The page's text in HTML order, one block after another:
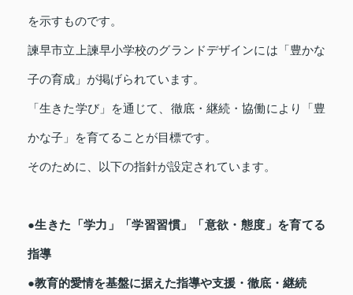
を示すものです。
諫早市立上諫早小学校のグランドデザインには「豊かな
子の育成」が掲げられています。
「生きた学び」を通じて、徹底・継続・協働により「豊
かな子」を育てることが目標です。
そのために、以下の指針が設定されています。
●生きた「学力」「学習習慣」「意欲・態度」を育てる
指導
●教育的愛情を基盤に据えた指導や支援・徹底・継続